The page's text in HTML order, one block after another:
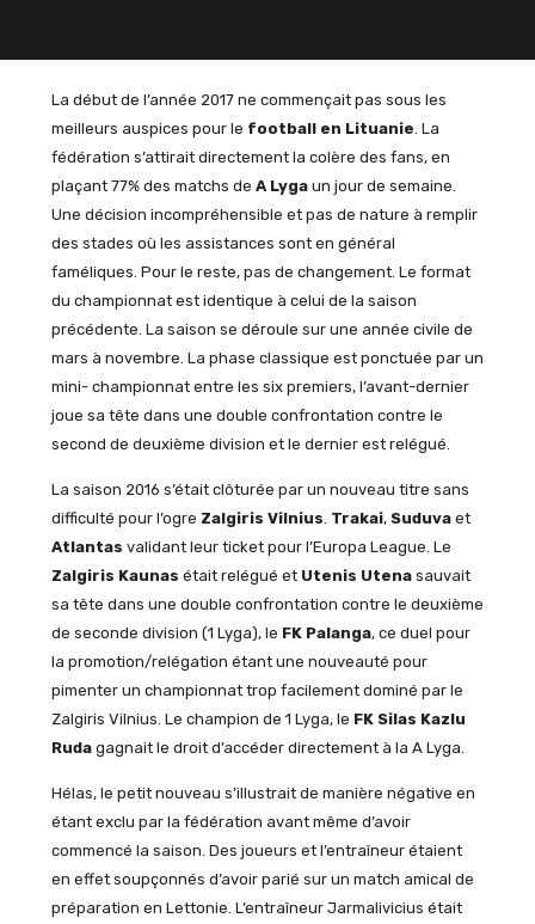
La début de l’année 2017 ne commençait pas sous les
meilleurs auspices pour le football en Lituanie . La
fédération s’attirait directement la colère des fans, en
plaçant 77% des matchs de A Lygaun jour de semaine.
Une décision incompréhensible et pas de nature à remplir
des stades où les assistances sont en général
faméliques. Pour le reste, pas de changement. Le format
du championnat est identique à celui de la saison
précédente. La saison se déroule sur une année civile de
mars à novembre. La phase classique est ponctuée par un
mini- championnat entre les six premiers, l’avant-dernier
joue sa tête dans une double confrontation contre le
second de deuxième division et le dernier est relégué.
La saison 2016 s’était clôturée par un nouveau titre sans
difficulté pour l’ogre Zalgiris Vilnius Trakai, Suduvaet
Atlantas validant leur ticket pour l’Europa League. Le
Zalgiris Kaunas était relégué et Utenis Utenasauvait
sa tête dans une double confrontation contre le deuxième
de seconde division (1 Lyga), le FK Palanga, ce duel pour
la promotion/relégation étant une nouveauté pour
pimenter un championnat trop facilement dominé par le
Zalgiris Vilnius. Le champion de 1 Lyga, le FK Silas Kazlu
Rudagagnait le droit d’accéder directement à la A Lyga.
Hélas, le petit nouveau s’illustrait de manière négative en
étant exclu par la fédération avant même d’avoir
commencé la saison. Des joueurs et l’entraîneur étaient
en effet soupçonnés d’avoir parié sur un match amical de
préparation en Lettonie. L’entraîneur Jarmalivicius était